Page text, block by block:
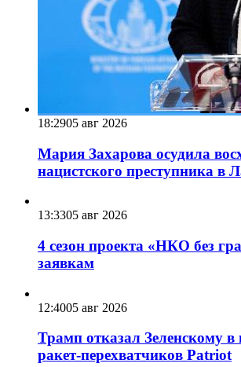
18:2905 авг 2026
Мария Захарова осудила
нацистского преступника в
13:3305 авг 2026
4 сезон проекта «НКО без
заявкам
12:4005 авг 2026
Трамп отказал Зеленскому в
ракет-перехватчиков Patriot